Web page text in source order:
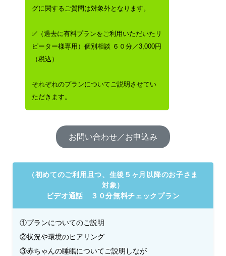
グに関するご質問は対象外となります。
✅（過去に有料プランをご利用いただいたリ
ピーター様専用）個別相談 ６０分／3,000円
（税込）
それぞれのプランについてご説明させてい
ただきます。
お問い合わせ／お申込み
（初めてのご利用且つ、生後５ヶ月以降のお子さま
対象）
ビデオ通話 ３０分無料チェックプラン
①プランについてのご説明
②状況や環境のヒアリング
③赤ちゃんの睡眠についてご説明しなが